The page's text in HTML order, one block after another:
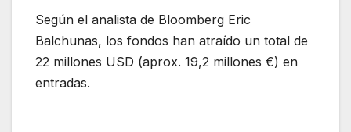
Según el analista de Bloomberg Eric
Balchunas, los fondos han atraído un total de
22 millones USD (aprox. 19,2 millones €) en
entradas.